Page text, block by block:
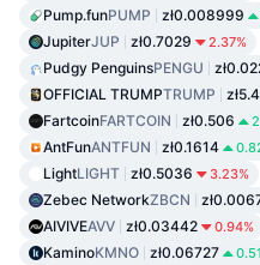
Pump.funPUMP zł0.008999
JupiterJUP zł0.7029 2.37%
Pudgy PenguinsPENGU
OFFICIAL TRUMPTRUMP
FartcoinFARTCOIN zł0.506
AntFunANTFUN zł0.1614
LightLIGHT zł0.5036 3.23%
Zebec NetworkZBCN
AIVIVEAVV zł0.03442 0.94%
KaminoKMNO zł0.06727